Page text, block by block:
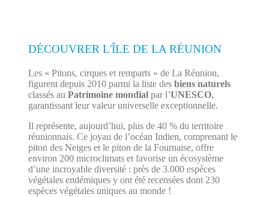
DÉCOUVRER L'ÎLE DE LA RÉUNION
Les « Pitons, cirques et remparts » de La Réunion,
figurent depuis 2010 parmi la liste des biens naturels
classés au Patrimoine mondialpar l’UNESCO,
garantissant leur valeur universelle exceptionnelle.
Il représente, aujourd’hui, plus de 40 % du territoire
réunionnais. Ce joyau de l’océan Indien, comprenant le
piton des Neiges et le piton de la Fournaise, offre
environ 200 microclimats et favorise un écosystème
d’une incroyable diversité : près de 3.000 espèces
végétales endémiques y ont été recensées dont 230
espèces végétales uniques au monde !